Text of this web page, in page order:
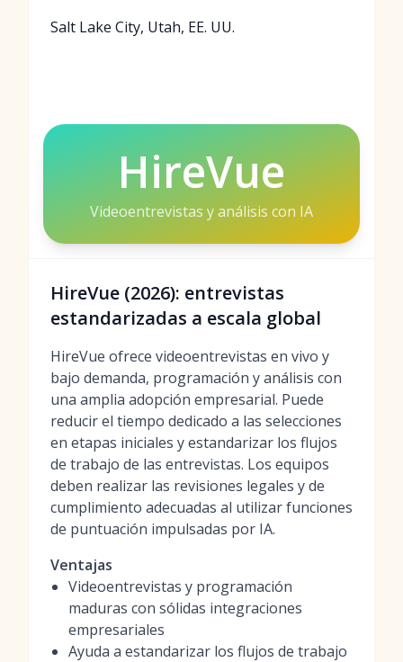
Salt Lake City, Utah, EE. UU.
HireVue
Videoentrevistas y análisis con IA
HireVue (2026): entrevistas
estandarizadas a escala global
HireVue ofrece videoentrevistas en vivo y
bajo demanda, programación y análisis con
una amplia adopción empresarial. Puede
reducir el tiempo dedicado a las selecciones
en etapas iniciales y estandarizar los flujos
de trabajo de las entrevistas. Los equipos
deben realizar las revisiones legales y de
cumplimiento adecuadas al utilizar funciones
de puntuación impulsadas por IA.
Ventajas
Videoentrevistas y programación
maduras con sólidas integraciones
empresariales
Ayuda a estandarizar los flujos de trabajo